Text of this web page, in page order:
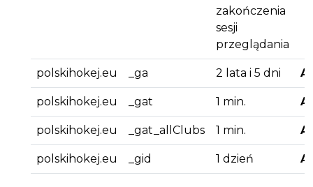
zakończenia
sesji
przeglądania
polskihokej.eu _ga 2 lata i 5 dni
polskihokej.eu _gat 1 min.
polskihokej.eu _gat_allClubs 1 min.
polskihokej.eu _gid 1 dzień